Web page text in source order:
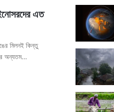
এত
মিলনই কিন্তু
অন্যতম…